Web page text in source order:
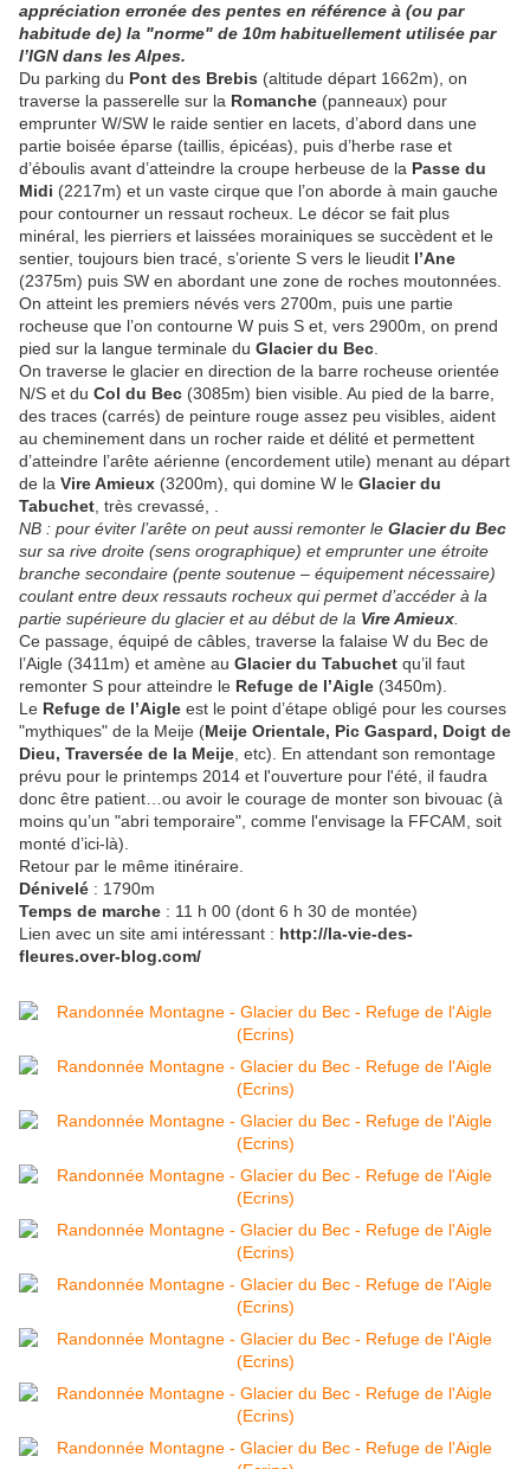
appréciation erronée des pentes en référence à (ou par
habitude de) la "norme" de 10m habituellement utilisée par
l’IGN dans les Alpes.
Du parking du Pont des Brebis (altitude départ 1662m), on
traverse la passerelle sur la Romanche (panneaux) pour
emprunter W/SW le raide sentier en lacets, d’abord dans une
partie boisée éparse (taillis, épicéas), puis d’herbe rase et
d’éboulis avant d’atteindre la croupe herbeuse de la Passe du
Midi (2217m) et un vaste cirque que l’on aborde à main gauche
pour contourner un ressaut rocheux. Le décor se fait plus
minéral, les pierriers et laissées morainiques se succèdent et le
sentier, toujours bien tracé, s’oriente S vers le lieudit l’Ane
(2375m) puis SW en abordant une zone de roches moutonnées.
On atteint les premiers névés vers 2700m, puis une partie
rocheuse que l’on contourne W puis S et, vers 2900m, on prend
pied sur la langue terminale du Glacier du Bec
On traverse le glacier en direction de la barre rocheuse orientée
N/S et du Col du Bec (3085m) bien visible. Au pied de la barre,
des traces (carrés) de peinture rouge assez peu visibles, aident
au cheminement dans un rocher raide et délité et permettent
d’atteindre l’arête aérienne (encordement utile) menant au départ
de la Vire Amieux (3200m), qui domine W le Glacier du
Tabuchet , très crevassé, .
NB : pour éviter l’arête on peut aussi remonter le Glacier du Bec
sur sa rive droite (sens orographique) et emprunter une étroite
branche secondaire (pente soutenue – équipement nécessaire)
coulant entre deux ressauts rocheux qui permet d’accéder à la
partie supérieure du glacier et au début de la Vire Amieux
Ce passage, équipé de câbles, traverse la falaise W du Bec de
l’Aigle (3411m) et amène au Glacier du Tabuchet qu’il faut
remonter S pour atteindre le Refuge de l’Aigle (3450m).
Le Refuge de l’Aigle est le point d’étape obligé pour les courses
"mythiques" de la Meije (Meije Orientale, Pic Gaspard, Doigt de
Dieu, Traversée de la Meije , etc). En attendant son remontage
prévu pour le printemps 2014 et l'ouverture pour l'été, il faudra
donc être patient…ou avoir le courage de monter son bivouac (à
moins qu’un "abri temporaire", comme l'envisage la FFCAM, soit
monté d’ici-là).
Retour par le même itinéraire.
Dénivelé : 1790m
Temps de marche : 11 h 00 (dont 6 h 30 de montée)
Lien avec un site ami intéressant : http://la-vie-des-
fleures.over-blog.com/